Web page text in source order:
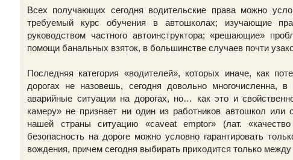
Всех получающих сегодня водительские права можно
требуемый курс обучения в автошколах; изучающие
руководством частного автоинструктора; «решающие»
помощи банальных взяток, в большинстве случаев почти
Последняя категория «водителей», которых иначе, как
дорогах не назовешь, сегодня довольно многочисленна,
аварийные ситуации на дорогах, но… как это и
камеру» не признает ни один из работников автошкол
нашей страны ситуацию «caveat emptor» (лат.
безопасность на дороге можно условно гарантировать
вождения, причем сегодня выбирать приходится только